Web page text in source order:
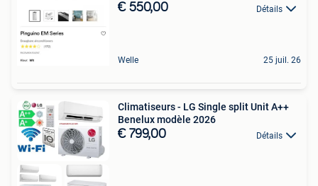
€ 550,00 Détails
Welle 25 juil. 26
Climatiseurs - LG Single split Unit A++
Benelux modèle 2026
€ 799,00 Détails